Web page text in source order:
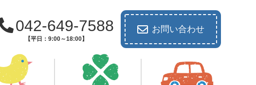
042-649-7588
【平日：9:00～18:00】
お問い合わせ